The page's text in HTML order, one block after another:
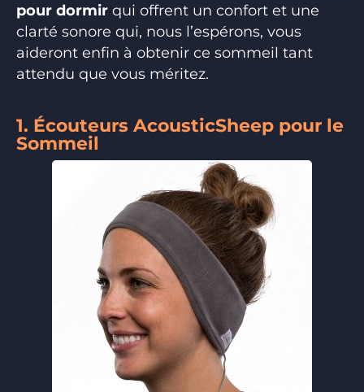
pour dormir qui offrent un confort et une
clarté sonore qui, nous l’espérons, vous
aideront enfin à obtenir ce sommeil tant
attendu que vous méritez.
1. Écouteurs AcousticSheep pour le
Sommeil